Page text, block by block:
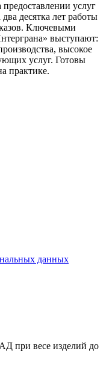
услуг
десятка лет работы
Ключевыми
выступают:
высокое
услуг. Готовы
практике.
данных
при весе изделий до